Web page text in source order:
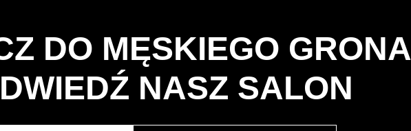
DO MĘSKIEGO GRONA
NASZ SALON